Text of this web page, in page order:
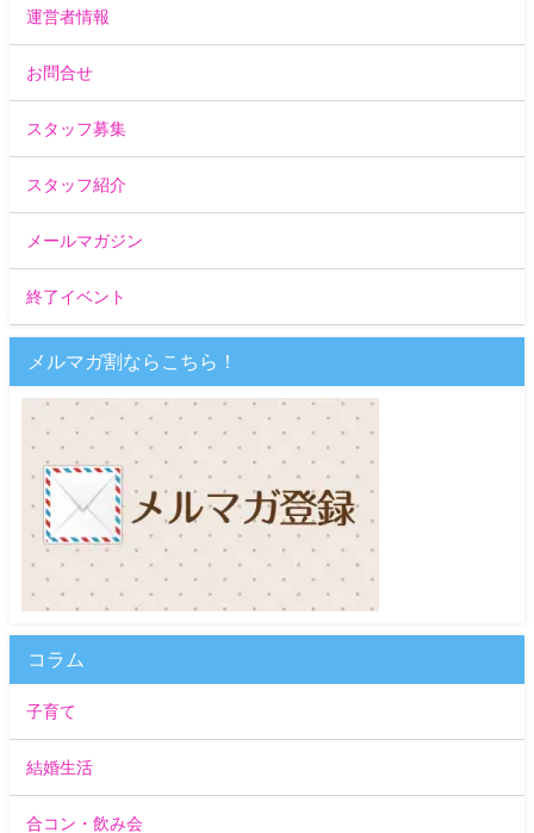
運営者情報
お問合せ
スタッフ募集
スタッフ紹介
メールマガジン
終了イベント
メルマガ割ならこちら！
コラム
子育て
結婚生活
合コン・飲み会